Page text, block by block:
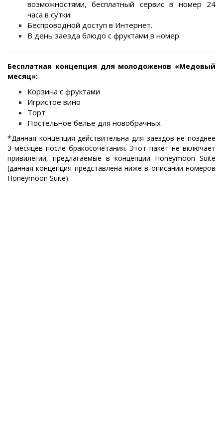
возможностями, бесплатный сервис в номер 24
часа в сутки.
Беспроводной доступ в Интернет.
В день заезда блюдо с фруктами в номер.
Бесплатная концепция для молодоженов «Медовый
месяц»:
Корзина с фруктами
Игристое вино
Торт
Постельное белье для новобрачных
*Данная концепция действительна для заездов не позднее
3 месяцев после бракосочетания. Этот пакет не включает
привилегии, предлагаемые в концепции Honeymoon Suite
(данная концепция представлена ниже в описании номеров
Honeymoon Suite).